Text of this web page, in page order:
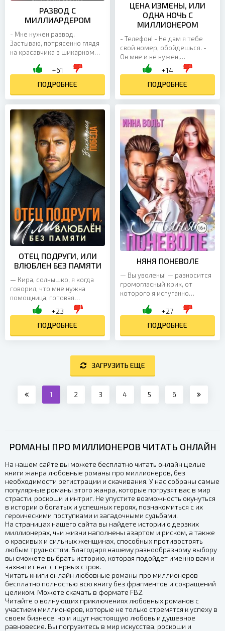
РОМАНЫ ПРО МИЛЛИОНЕРОВ ЧИТАТЬ ОНЛАЙН
На нашем сайте вы можете бесплатно читать онлайн целые
книги жанра любовные романы про миллионеров, без
необходимости регистрации и скачивания. У нас собраны самые
популярные романы этого жанра, которые погрузят вас в мир
страсти, роскоши и интриг. Не упустите возможность окунуться
в истории о богатых и успешных героях, познакомиться с их
героическими поступками и загадочными судьбами.
На страницах нашего сайта вы найдете истории о дерзких
миллионерах, чьи жизни наполнены азартом и риском, а также
о красивых и сильных женщинах, способных противостоять
любым трудностям. Благодаря нашему разнообразному выбору
вы сможете выбрать историю, которая подойдет именно вам и
захватит вас с первых строк.
Читать книги онлайн любовные романы про миллионеров
бесплатно полностью всю книгу без фрагментов и сокращений
целиком. Можете скачать в формате FB2.
Читайте о волнующих приключениях любовных романов с
участием миллионеров, которые не только стремятся к успеху в
своем бизнесе, но и ищут настоящую любовь и душевное
равновесие. Вы погрузитесь в мир искусства, роскоши и
РАЗВОД С
МИЛЛИАРДЕРОМ
- Мне нужен развод.
Застываю, потрясенно глядя
на красавчика в шикарном
широкоплечий, статный. Явно
+61
ПОДРОБНЕЕ
ЦЕНА ИЗМЕНЫ, ИЛИ
ОДНА НОЧЬ С
МИЛЛИОНЕРОМ
- Телефон! - Не дам я тебе
свой номер, обойдешься. -
Он мне и не нужен,
сумасшедшая. Дай мой
телефон, я оставил его в
твоей квартире. Ужасно...
+14
ПОДРОБНЕЕ
ОТЕЦ ПОДРУГИ, ИЛИ
ВЛЮБЛЕН БЕЗ ПАМЯТИ
— Кира, солнышко, я когда
говорил, что мне нужна
помощница, готовая
работать в поте лица, не
совсем это имел в виду, —
босс смотрит на меня
сверху,...
+23
ПОДРОБНЕЕ
НЯНЯ ПОНЕВОЛЕ
— Вы уволены! — разносится
громогласный крик, от
которого я испуганно
Вон из моего кабинета!
+27
ПОДРОБНЕЕ
ЗАГРУЗИТЬ ЕЩЕ
1 2 3 4 5 6